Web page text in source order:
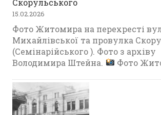
15.02.2026
Фото Житомира на перехресті
Михайлівської та провулка
(Семінарійського ). Фото з архіву
Володимира Штейна.
Фото